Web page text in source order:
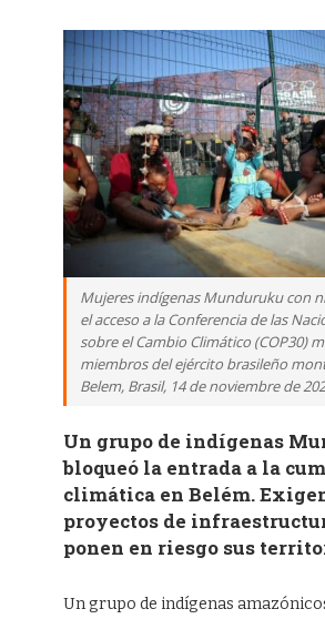
Mujeres indígenas Munduruku con
el acceso a la Conferencia de las
sobre el Cambio Climático (COP30)
miembros del ejército brasileño
Belem, Brasil, 14 de noviembre de
Un grupo de indígenas
bloqueó la entrada a la
climática en Belém.
proyectos de
ponen en riesgo sus
Un grupo de indígenas